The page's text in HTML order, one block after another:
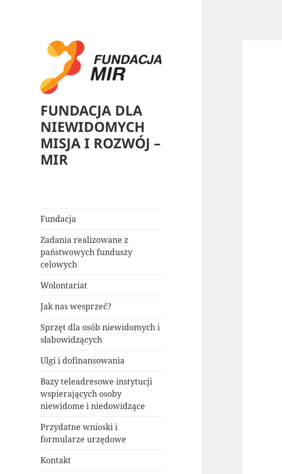
FUNDACJA DLA
NIEWIDOMYCH
MISJA I ROZWÓJ –
MIR
Fundacja
Zadania realizowane z
państwowych funduszy
celowych
Wolontariat
Jak nas wesprzeć?
Sprzęt dla osób niewidomych i
słabowidzących
Ulgi i dofinansowania
Bazy teleadresowe instytucji
wspierających osoby
niewidome i niedowidzące
Przydatne wnioski i
formularze urzędowe
Kontakt